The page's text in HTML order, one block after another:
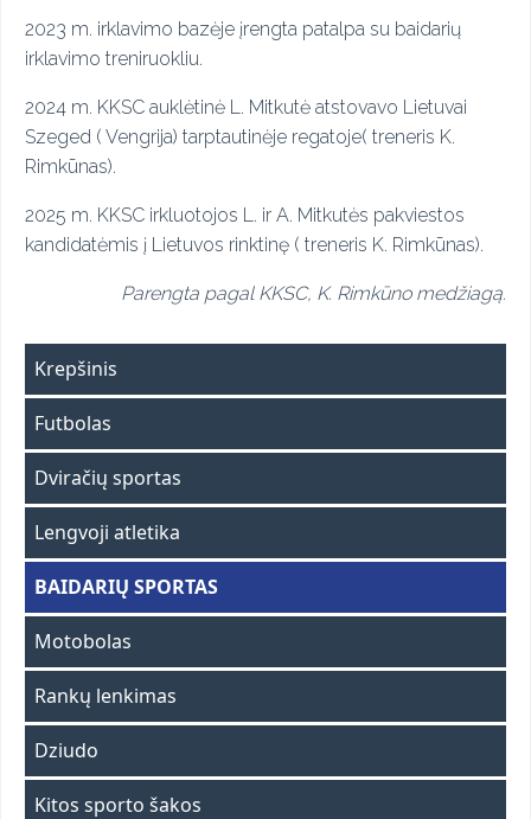
2023 m. irklavimo bazėje įrengta patalpa su baidarių
irklavimo treniruokliu.
2024 m. KKSC auklėtinė L. Mitkutė atstovavo Lietuvai
Szeged ( Vengrija) tarptautinėje regatoje( treneris K.
Rimkūnas).
2025 m. KKSC irkluotojos L. ir A. Mitkutės pakviestos
kandidatėmis į Lietuvos rinktinę ( treneris K. Rimkūnas).
Parengta pagal KKSC, K. Rimkūno medžiagą.
Krepšinis
Futbolas
Dviračių sportas
Lengvoji atletika
BAIDARIŲ SPORTAS
Motobolas
Rankų lenkimas
Dziudo
Kitos sporto šakos